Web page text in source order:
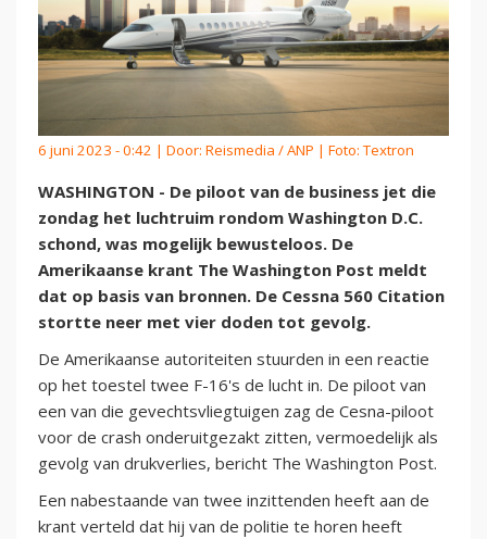
6 juni 2023 - 0:42 | Door: Reismedia / ANP | Foto: Textron
WASHINGTON - De piloot van de business jet die
zondag het luchtruim rondom Washington D.C.
schond, was mogelijk bewusteloos. De
Amerikaanse krant The Washington Post meldt
dat op basis van bronnen. De Cessna 560 Citation
stortte neer met vier doden tot gevolg.
De Amerikaanse autoriteiten stuurden in een reactie
op het toestel twee F-16's de lucht in. De piloot van
een van die gevechtsvliegtuigen zag de Cesna-piloot
voor de crash onderuitgezakt zitten, vermoedelijk als
gevolg van drukverlies, bericht The Washington Post.
Een nabestaande van twee inzittenden heeft aan de
krant verteld dat hij van de politie te horen heeft